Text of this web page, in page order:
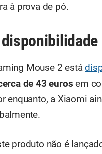
à prova de pó.
Mouse 2 está
de 43 euros em
enquanto, a Xiaomi
produto não é